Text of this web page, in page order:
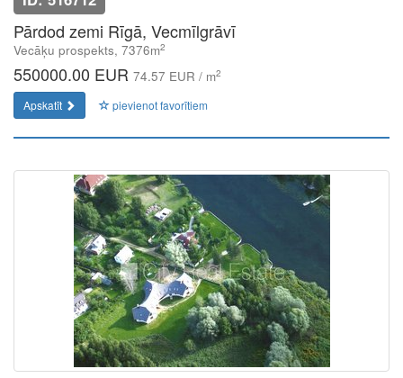
Pārdod zemi Rīgā, Vecmīlgrāvī
Vecāķu prospekts, 7376m2
550000.00 EUR 74.57 EUR / m2
Apskatīt pievienot favorītiem